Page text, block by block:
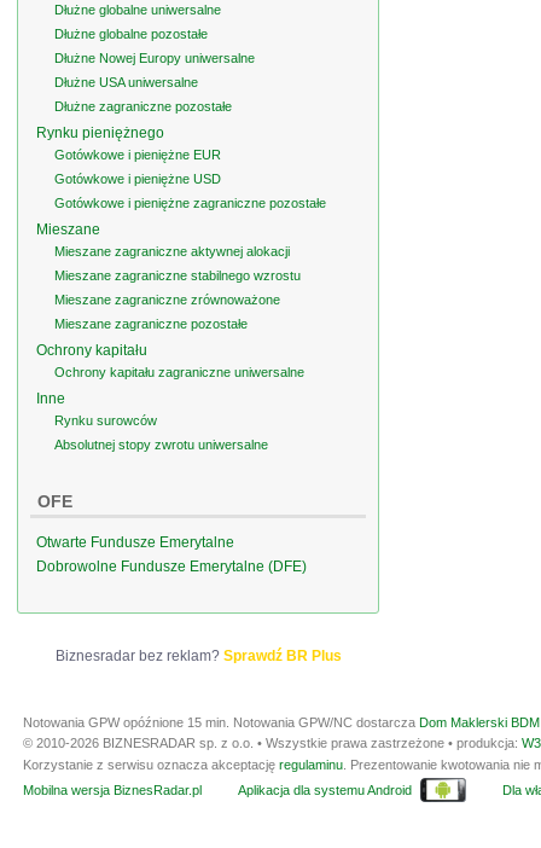
Dłużne globalne uniwersalne
Dłużne globalne pozostałe
Dłużne Nowej Europy uniwersalne
Dłużne USA uniwersalne
Dłużne zagraniczne pozostałe
Rynku pieniężnego
Gotówkowe i pieniężne EUR
Gotówkowe i pieniężne USD
Gotówkowe i pieniężne zagraniczne pozostałe
Mieszane
Mieszane zagraniczne aktywnej alokacji
Mieszane zagraniczne stabilnego wzrostu
Mieszane zagraniczne zrównoważone
Mieszane zagraniczne pozostałe
Ochrony kapitału
Ochrony kapitału zagraniczne uniwersalne
Inne
Rynku surowców
Absolutnej stopy zwrotu uniwersalne
OFE
Otwarte Fundusze Emerytalne
Dobrowolne Fundusze Emerytalne (DFE)
Biznesradar bez reklam? Sprawdź BR Plus
Notowania GPW opóźnione 15 min. Notowania GPW/NC dostarcza Dom Maklerski
© 2010-2026 BIZNESRADAR sp. z o.o. • Wszystkie prawa zastrzeżone • produkcja:
Korzystanie z serwisu oznacza akceptację regulaminu . Prezentowanie kwotowania
Mobilna wersja BiznesRadar.pl
Aplikacja dla systemu Android Dla